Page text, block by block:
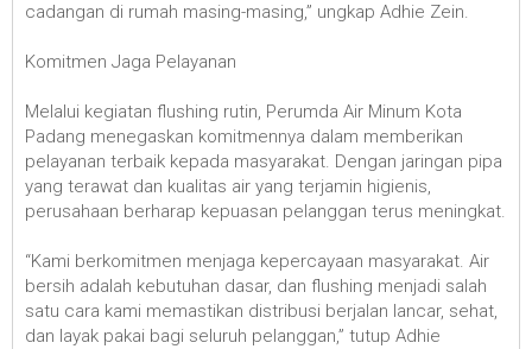
cadangan di rumah masing-masing,” ungkap Adhie Zein.
Komitmen Jaga Pelayanan
Melalui kegiatan flushing rutin, Perumda Air Minum Kota
Padang menegaskan komitmennya dalam memberikan
pelayanan terbaik kepada masyarakat. Dengan jaringan pipa
yang terawat dan kualitas air yang terjamin higienis,
perusahaan berharap kepuasan pelanggan terus meningkat.
“Kami berkomitmen menjaga kepercayaan masyarakat. Air
bersih adalah kebutuhan dasar, dan flushing menjadi salah
satu cara kami memastikan distribusi berjalan lancar, sehat,
dan layak pakai bagi seluruh pelanggan,” tutup Adhie